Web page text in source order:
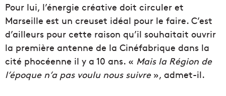
Pour lui, l’énergie créative doit circuler et
Marseille est un creuset idéal pour le faire. C’est
d’ailleurs pour cette raison qu’il souhaitait ouvrir
la première antenne de la Cinéfabrique dans la
cité phocéenne il y a 10 ans. « Mais la Région de
l’époque n’a pas voulu nous suivre », admet-il.